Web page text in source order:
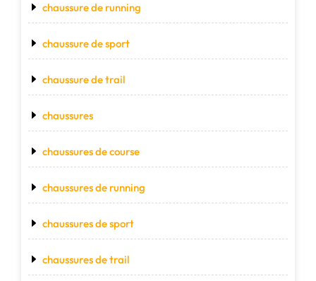
chaussure de running
chaussure de sport
chaussure de trail
chaussures
chaussures de course
chaussures de running
chaussures de sport
chaussures de trail